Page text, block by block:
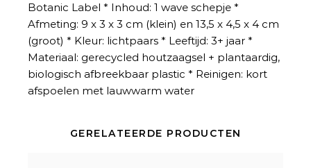
Botanic Label * Inhoud: 1 wave schepje *
Afmeting: 9 x 3 x 3 cm (klein) en 13,5 x 4,5 x 4 cm
(groot) * Kleur: lichtpaars * Leeftijd: 3+ jaar *
Materiaal: gerecycled houtzaagsel + plantaardig,
biologisch afbreekbaar plastic * Reinigen: kort
afspoelen met lauwwarm water
GERELATEERDE PRODUCTEN